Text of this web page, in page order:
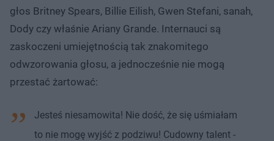
głos Britney Spears, Billie Eilish, Gwen Stefani, sanah,
Dody czy właśnie Ariany Grande. Internauci są
zaskoczeni umiejętnością tak znakomitego
odwzorowania głosu, a jednocześnie nie mogą
przestać żartować:
Jesteś niesamowita! Nie dość, że się uśmiałam
to nie mogę wyjść z podziwu! Cudowny talent -